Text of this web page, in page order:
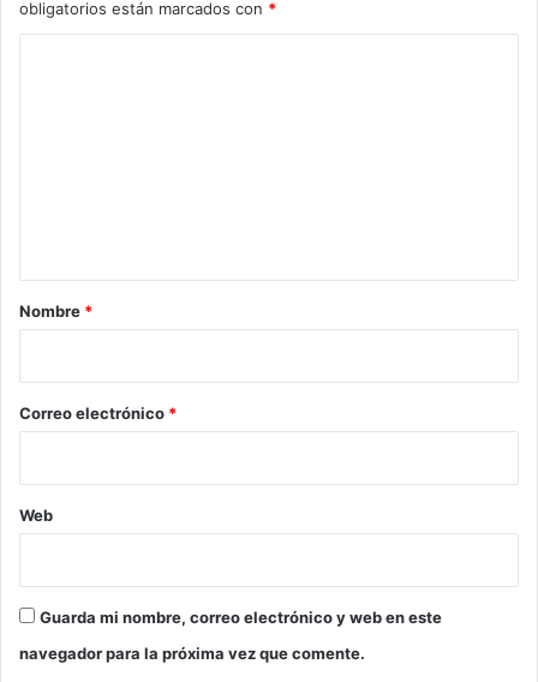
obligatorios están marcados con *
r
*
Nombre *
Correo electrónico *
Web
Guarda mi nombre, correo electrónico y web en este
navegador para la próxima vez que comente.